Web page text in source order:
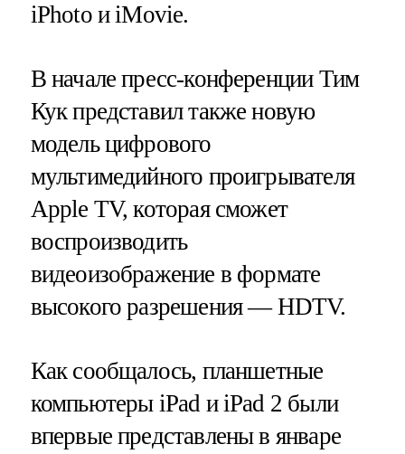
iPhoto и iMovie.
В начале пресс-конференции Тим
Кук представил также новую
модель цифрового
мультимедийного проигрывателя
Apple TV, которая сможет
воспроизводить
видеоизображение в формате
высокого разрешения — HDTV.
Как сообщалось, планшетные
компьютеры iPad и iPad 2 были
впервые представлены в январе